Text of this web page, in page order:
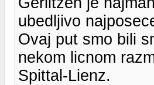
ubedljivo
Ovaj put smo bili
nekom licnom
Spittal-Lienz.